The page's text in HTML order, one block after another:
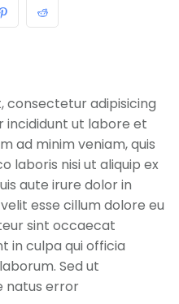
consectetur adipisicing
incididunt ut labore et
ad minim veniam, quis
laboris nisi ut aliquip ex
aute irure dolor in
esse cillum dolore eu
sint occaecat
in culpa qui officia
Sed ut
natus error